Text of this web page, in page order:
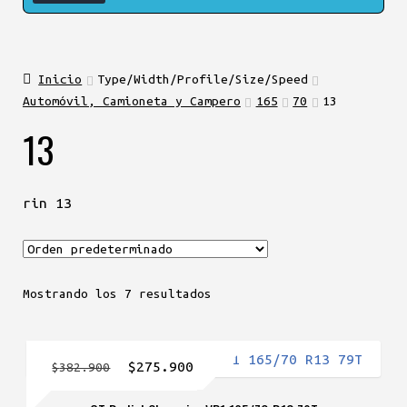
Inicio
Type/Width/Profile/Size/Speed
Automóvil, Camioneta y Campero
165 70 13
13
rin 13
Mostrando los 7 resultados
$382.900
El$275.900